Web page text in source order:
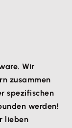
Wir
zusammen
spezifischen
werden!
lieben